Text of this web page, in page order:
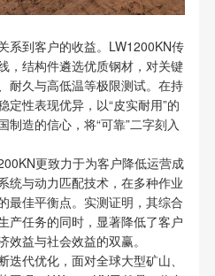
系到客户的收益。LW1200KN传
，结构件遴选优质钢材，对关键
耐久与高低温等极限测试。在持
定性表现优异，以“皮实耐用”的
制造的信心，将“可靠”二字刻入
更致力于为客户降低运营成
统与动力匹配技术，在多种作业
最佳平衡点。实测证明，其综合
产任务的同时，显著降低了客户
益与社会效益的双赢。
代优化，面对全球大型矿山、